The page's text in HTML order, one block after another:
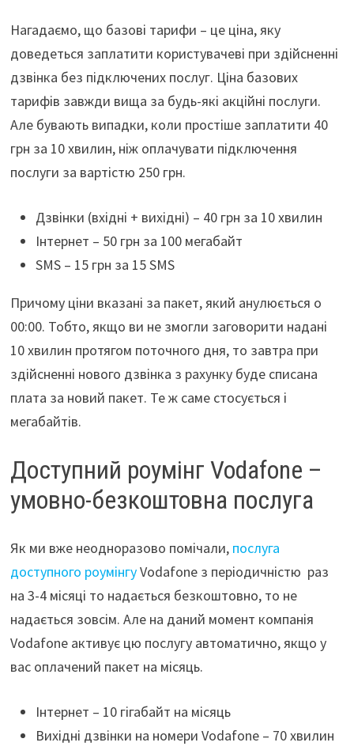
Нагадаємо, що базові тарифи – це ціна, яку
доведеться заплатити користувачеві при здійсненні
дзвінка без підключених послуг. Ціна базових
тарифів завжди вища за будь-які акційні послуги.
Але бувають випадки, коли простіше заплатити 40
грн за 10 хвилин, ніж оплачувати підключення
послуги за вартістю 250 грн.
Дзвінки (вхідні + вихідні) – 40 грн за 10 хвилин
Інтернет – 50 грн за 100 мегабайт
SMS – 15 грн за 15 SMS
Причому ціни вказані за пакет, який анулюється о
00:00. Тобто, якщо ви не змогли заговорити надані
10 хвилин протягом поточного дня, то завтра при
здійсненні нового дзвінка з рахунку буде списана
плата за новий пакет. Те ж саме стосується і
мегабайтів.
Доступний роумінг Vodafone –
умовно-безкоштовна послуга
Як ми вже неодноразово помічали, послуга
доступного роумінгуVodafone з періодичністю раз
на 3-4 місяці то надається безкоштовно, то не
надається зовсім. Але на даний момент компанія
Vodafone активує цю послугу автоматично, якщо у
вас оплачений пакет на місяць.
Інтернет – 10 гігабайт на місяць
Вихідні дзвінки на номери Vodafone – 70 хвилин